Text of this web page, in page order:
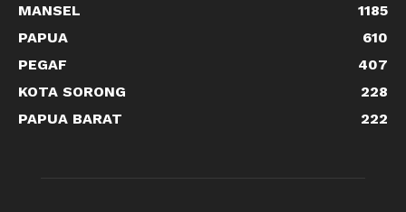
MANSEL
1185
PAPUA
610
PEGAF
407
KOTA SORONG
228
PAPUA BARAT
222